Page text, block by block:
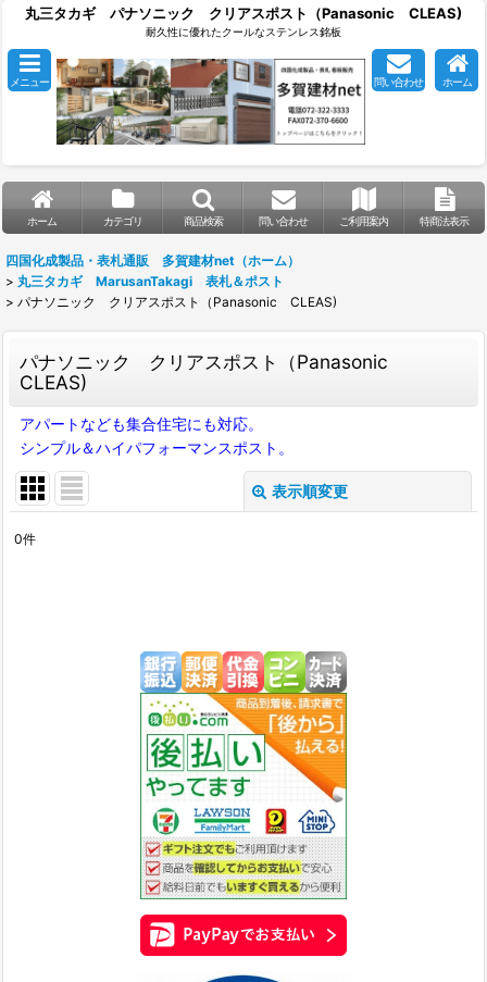
丸三タカギ パナソニック クリアスポスト（Panasonic CLEAS)
耐久性に優れたクールなステンレス銘板
メニュー 問い合わせ ホーム
ホーム カテゴリ 商品検索 問い合わせ ご利用案内 特商法表示
四国化成製品・表札通販 多賀建材net（ホーム）
> 丸三タカギ MarusanTakagi 表札＆ポスト
> パナソニック クリアスポスト（Panasonic CLEAS)
パナソニック クリアスポスト（Panasonic
CLEAS)
アパートなども集合住宅にも対応。
シンプル＆ハイパフォーマンスポスト。
表示順変更
絞り込む
0件